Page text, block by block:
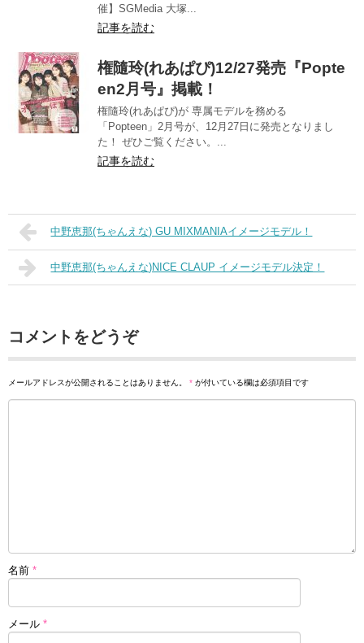
催】SGMedia 大塚...
記事を読む
権隨玲(れあぱぴ)12/27発売『Popte
en2月号』掲載！
権隨玲(れあぱぴ)が 専属モデルを務める
「Popteen」2月号が、12月27日に発売となりまし
た！ ぜひご覧ください。...
記事を読む
中野恵那(ちゃんえな) GU MIXMANIAイメージモデル！
中野恵那(ちゃんえな)NICE CLAUP イメージモデル決定！
コメントをどうぞ
メールアドレスが公開されることはありません。 * が付いている欄は必須項目です
名前 *
メール *